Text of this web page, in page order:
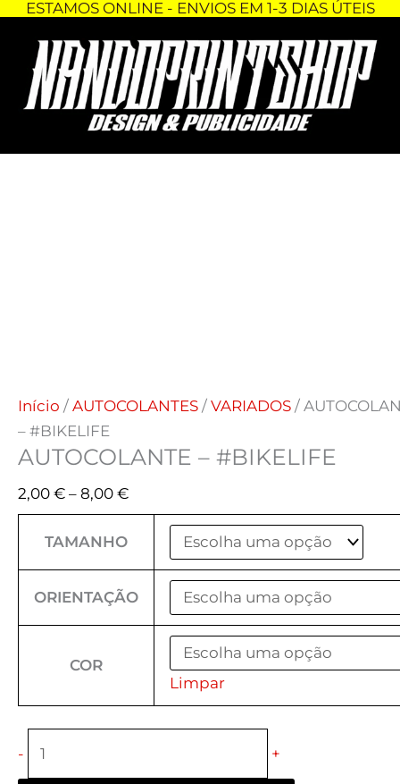
Skip
content
ESTAMOS ONLINE - ENVIOS EM 1-3 DIAS ÚTEIS
Início / AUTOCOLANTES / VARIADOS /
– #BIKELIFE
AUTOCOLANTE – #BIKELIFE
2,00 € – 8,00 €
Price
range:
2,00 €
through
8,00 €
TAMANHO
ORIENTAÇÃO
COR
Limpar
-
Quantidade
de
AUTOCOLANTE
-
#BIKELIFE
+